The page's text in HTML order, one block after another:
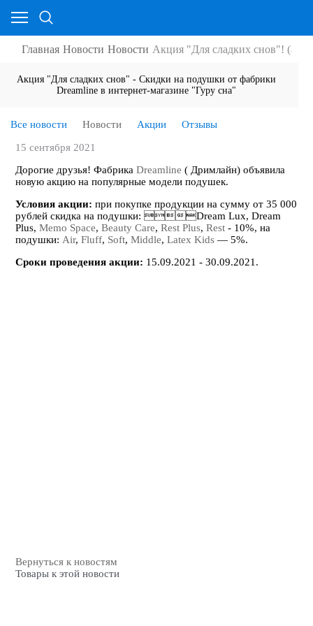
Главная Новости Новости Акция "Для сладких снов"!
Акция "Для сладких снов" - Скидки на подушки от фабрики
Dreamline в интернет-магазине "Гуру сна"
Все новости Новости Акции Отзывы
15 сентября 2021
Дорогие друзья! Фабрика Dreamline ( Дримлайн) объявила
новую акцию на популярные модели подушек.
Условия акции: при покупке продукции на сумму от 35 000
рублей скидка на подушки: Dream Lux, Dream
Plus, Memo Space, Beauty Care, Rest Plus, Rest - 10%, на
подушки: Air, Fluff, Soft, Middle, Latex Kids — 5%.
Сроки проведения акции: 15.09.2021 - 30.09.2021.
Вернуться к новостям
Товары к этой новости